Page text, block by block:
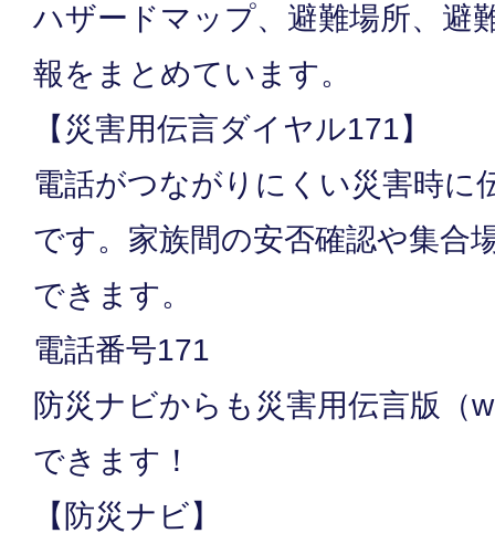
ハザードマップ、避難場所、避
報をまとめています。
【災害用伝言ダイヤル171】
電話がつながりにくい災害時に
です。家族間の安否確認や集合
できます。
電話番号171
防災ナビからも災害用伝言版（
できます！
【防災ナビ】